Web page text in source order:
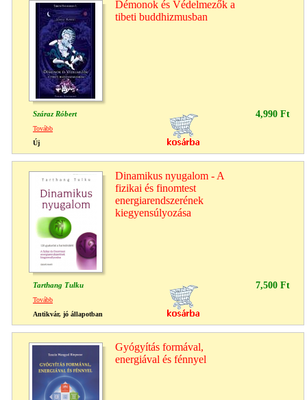
Démonok és Védelmezők a
tibeti buddhizmusban
Száraz Róbert 4,990 Ft
Tovább
Új
Dinamikus nyugalom - A
fizikai és finomtest
energiarendszerének
kiegyensúlyozása
Tarthang Tulku 7,500 Ft
Tovább
Antikvár, jó állapotban
Gyógyítás formával,
energiával és fénnyel